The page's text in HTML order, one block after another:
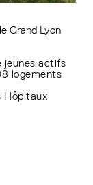
Grand Lyon
jeunes actifs
logements
Hôpitaux